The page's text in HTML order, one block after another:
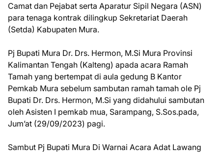
Camat dan Pejabat serta Aparatur Sipil Negara (ASN)
para tenaga kontrak dilingkup Sekretariat Daerah
(Setda) Kabupaten Mura.
Pj Bupati Mura Dr. Drs. Hermon, M.Si Mura Provinsi
Kalimantan Tengah (Kalteng) apada acara Ramah
Tamah yang bertempat di aula gedung B Kantor
Pemkab Mura sebelum sambutan ramah tamah ole Pj
Bupati Dr. Drs. Hermon, M.Si yang didahului sambutan
oleh Asisten I pemkab mua, Sarampang, S.Sos.pada,
Jum’at (29/09/2023) pagi.
Sambut Pj Bupati Mura Di Warnai Acara Adat Lawang